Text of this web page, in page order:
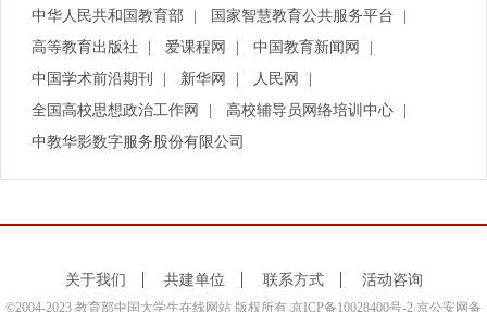
中华人民共和国教育部 国家智慧教育公共服务平台
高等教育出版社
爱课程网 中国教育新闻网
中国学术前沿期刊
新华网 人民网
全国高校思想政治工作网
高校辅导员网络培训中心
中教华影数字服务股份有限公司
关于我们 共建单位 联系方式 活动咨询
©2004-2023 教育部中国大学生在线网站 版权所有 京ICP备10028400号-2 京公安网备